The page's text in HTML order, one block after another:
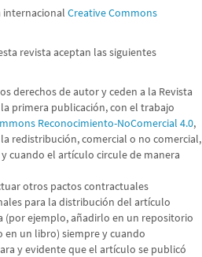
internacionalCreative Commons
revista aceptan las siguientes
derechos de autor y ceden a la Revista
primera publicación, con el trabajo
Reconocimiento-NoComercial 4.0,
redistribución, comercial o no comercial,
cuando el artículo circule de manera
otros pactos contractuales
para la distribución del artículo
(por ejemplo, añadirlo en un repositorio
un libro) siempre y cuando
y evidente que el artículo se publicó